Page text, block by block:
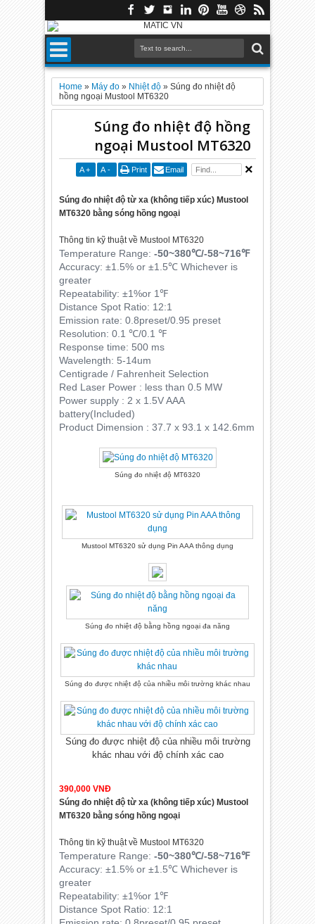
Home » Máy đo » Nhiệt độ »Súng đo nhiệt độ
hồng ngoại Mustool MT6320
Súng đo nhiệt độ hồng
ngoại Mustool MT6320
A + A - Print Email
Súng đo nhiệt độ từ xa (không tiếp xúc) Mustool
MT6320 bằng sóng hồng ngoại
Thông tin kỹ thuật về Mustool MT6320
Temperature Range:-50~380℃/-58~716℉
Accuracy: ±1.5% or ±1.5℃ Whichever is
greater
Repeatability: ±1%or 1℉
Distance Spot Ratio: 12:1
Emission rate: 0.8preset/0.95 preset
Resolution: 0.1 ℃/0.1 ℉
Response time: 500 ms
Wavelength: 5-14um
Centigrade / Fahrenheit Selection
Red Laser Power : less than 0.5 MW
Power supply : 2 x 1.5V AAA
battery(Included)
Product Dimension : 37.7 x 93.1 x 142.6mm
Súng đo nhiệt độ MT6320
Mustool MT6320 sử dụng Pin AAA thông dụng
Súng đo nhiệt độ bằng hồng ngoại đa năng
Súng đo được nhiệt độ của nhiều môi trường khác nhau
Súng đo được nhiệt độ của nhiều môi trường
khác nhau với độ chính xác cao
390,000 VNĐ
Súng đo nhiệt độ từ xa (không tiếp xúc) Mustool
MT6320 bằng sóng hồng ngoại
Thông tin kỹ thuật về Mustool MT6320
Temperature Range:-50~380℃/-58~716℉
Accuracy: ±1.5% or ±1.5℃ Whichever is
greater
Repeatability: ±1%or 1℉
Distance Spot Ratio: 12:1